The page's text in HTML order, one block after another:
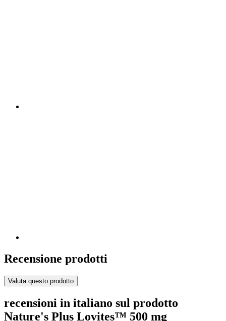
Recensione prodotti
Valuta questo prodotto
recensioni in italiano sul prodotto
Nature's Plus Lovites™ 500 mg